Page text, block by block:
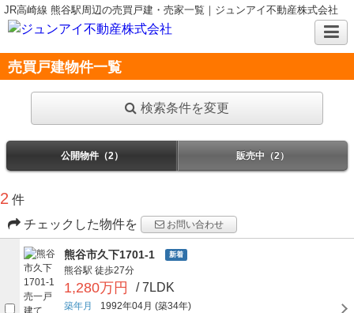
JR高崎線 熊谷駅周辺の売買戸建・売家一覧｜ジュンアイ不動産株式会社
売買戸建物件一覧
検索条件を変更
公開物件（2） 販売中（2）
2 件
チェックした物件を
お問い合わせ
熊谷市久下1701-1 新着
熊谷駅 徒歩27分
1,280万円 / 7LDK
築年月 1992年04月 (築34年)